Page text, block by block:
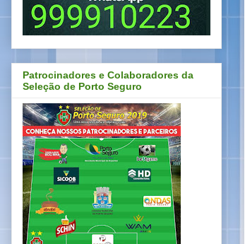
Patrocinadores e Colaboradores da
Seleção de Porto Seguro